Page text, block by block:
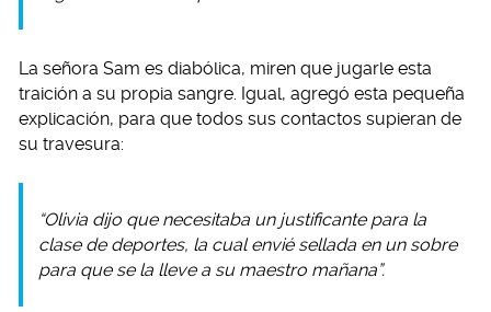
La señora Sam es diabólica, miren que jugarle esta
traición a su propia sangre. Igual, agregó esta pequeña
explicación, para que todos sus contactos supieran de
su travesura:
“Olivia dijo que necesitaba un justificante para la
clase de deportes, la cual envié sellada en un sobre
para que se la lleve a su maestro mañana”.